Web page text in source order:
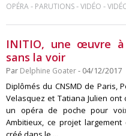
OPÉRA- PARUTIONS-VIDÉO -
INITIO, une œuvre
sans la voir
Par Delphine Goater- 04/12/2017
Diplômés du CNSMD de Paris,
Velasquez et Tatiana Julien ont
un opéra de poche pour
Ambitieux, ce projet